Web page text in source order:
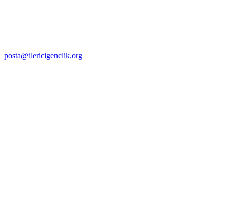
posta@ilericigenclik.org